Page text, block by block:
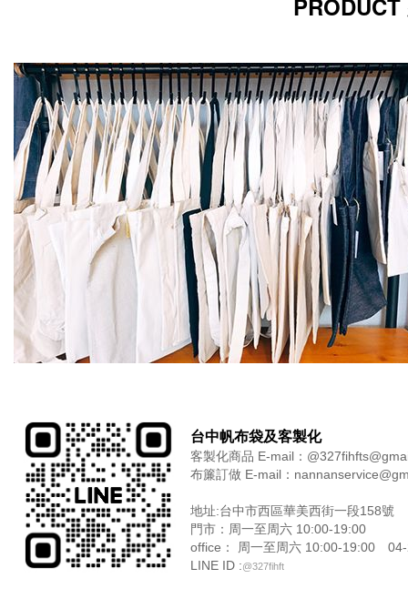
PRODUCT
台中帆布袋及客製化
客製化商品 E-mail：
布簾訂做 E-mail：
地址:台中市西區華美西街一段158號
門市：周一至周六 10:00-19:00
office： 周一至周六 10:00-19:00
LINE ID :@327fihft